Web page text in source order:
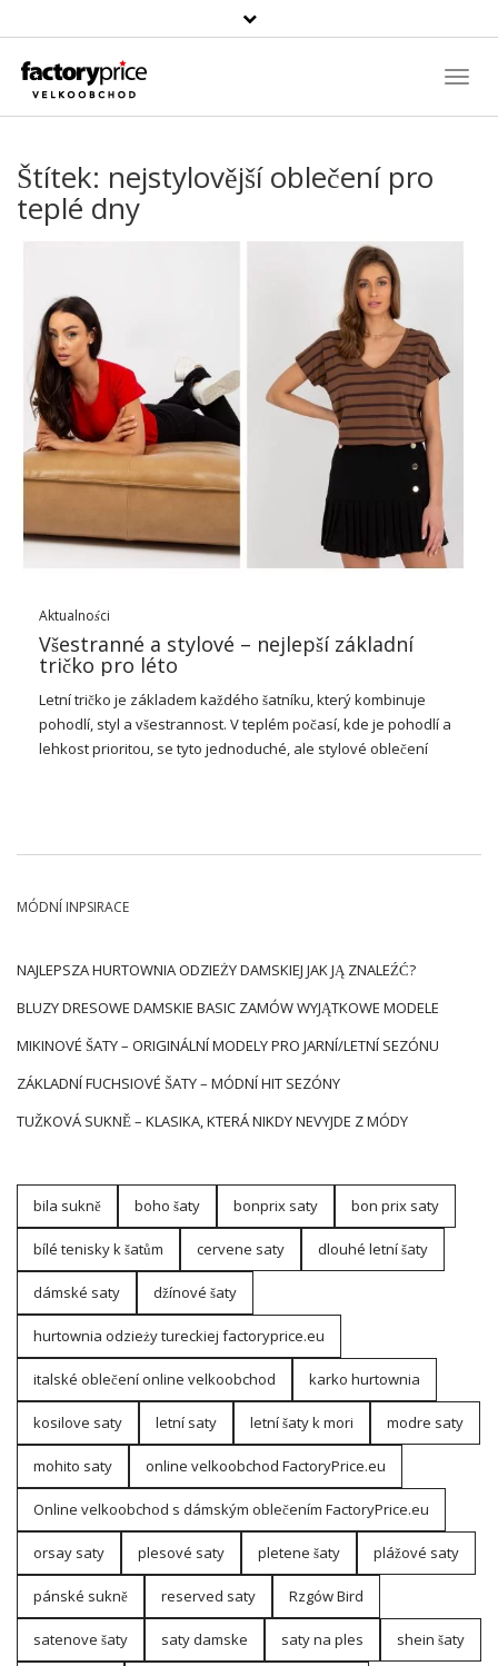
Vyhledávání
Štítek: nejstylovější oblečení pro
teplé dny
Aktualności
Všestranné a stylové – nejlepší základní
tričko pro léto
Letní tričko je základem každého šatníku, který kombinuje
pohodlí, styl a všestrannost. V teplém počasí, kde je pohodlí a
lehkost prioritou, se tyto jednoduché, ale stylové oblečení
Jaká je historie dámského trička?
Historie dámského trička sahá až do počátku 20. století, kde
jeho kořeny spočívají ve vojenských uniformách 19. století. Od
začátku nebo předevkao podní prédlo, triko začalo získávat
domů jako leasérní líčení. Na podzim se tričko stalo symbolem
mládí a nezávislosti díky ikonickým postavám, jako James
času si tričko získalo poctu mezi ženami díky feministickému
tričko základem …
MÓDNÍ INPSIRACE
NAJLEPSZA HURTOWNIA ODZIEŻY DAMSKIEJ JAK JĄ ZNALEŹĆ?
BLUZY DRESOWE DAMSKIE BASIC ZAMÓW WYJĄTKOWE MODELE
MIKINOVÉ ŠATY – ORIGINÁLNÍ MODELY PRO JARNÍ/LETNÍ SEZÓNU
ZÁKLADNÍ FUCHSIOVÉ ŠATY – MÓDNÍ HIT SEZÓNY
TUŽKOVÁ SUKNĚ – KLASIKA, KTERÁ NIKDY NEVYJDE Z MÓDY
bila sukně boho šaty bonprix saty bon prix saty
bílé tenisky k šatům cervene saty dlouhé letní šaty
dámské saty džínové šaty
hurtownia odzieży tureckiej factoryprice.eu
italské oblečení online velkoobchod karko hurtownia
kosilove saty letní saty letní šaty k mori modre saty
mohito saty online velkoobchod FactoryPrice.eu
Online velkoobchod s dámským oblečením FactoryPrice.eu
orsay saty plesové saty pletene šaty plážové saty
pánské sukně reserved saty Rzgów Bird
satenove šaty saty damske saty na ples shein šaty